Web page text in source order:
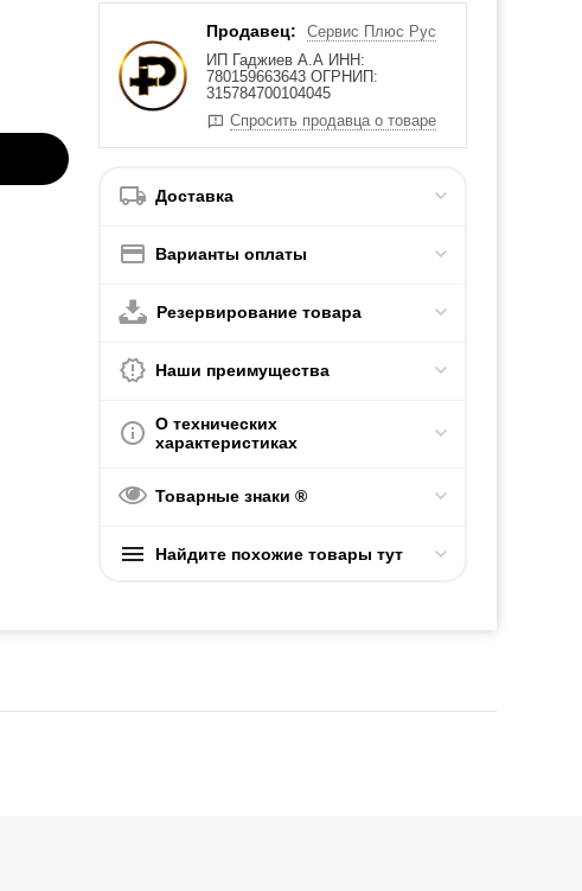
Продавец:
Сервис Плюс Рус
ИП Гаджиев А.А ИНН:
780159663643 ОГРНИП:
315784700104045
Спросить продавца о товаре
Доставка
Варианты оплаты
Резервирование товара
Наши преимущества
О технических
характеристиках
Товарные знаки ®
Найдите похожие товары тут